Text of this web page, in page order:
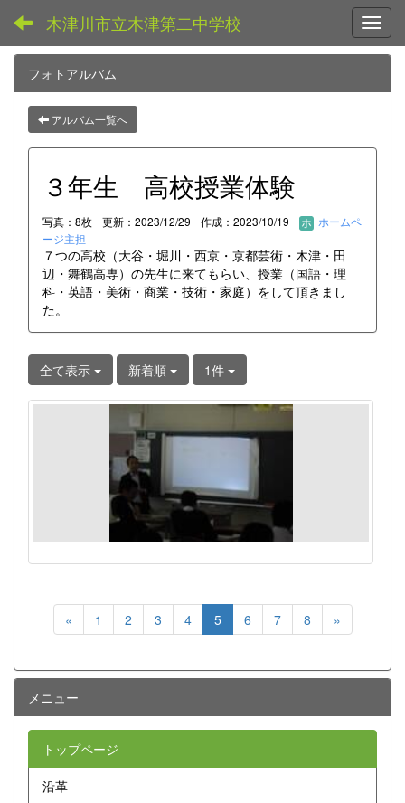
木津川市立木津第二中学校
フォトアルバム
アルバム一覧へ
３年生 高校授業体験
写真：8枚 更新：2023/12/29 作成：2023/10/19
ホームペ
ージ主担
７つの高校（大谷・堀川・西京・京都芸術・木津・田
辺・舞鶴高専）の先生に来てもらい、授業（国語・理
科・英語・美術・商業・技術・家庭）をして頂きまし
た。
全て表示 新着順 1件
« 1 2 3 4 5 6 7 8 »
メニュー
トップページ
沿革